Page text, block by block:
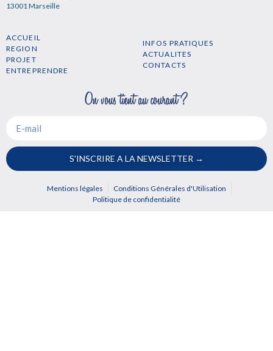
13001 Marseille
ACCUEIL
REGION
PROJET
ENTREPRENDRE
INFOS PRATIQUES
ACTUALITES
CONTACTS
S'INSCRIRE A LA NEWSLETTER →
Mentions légales
Conditions Générales d'Utilisation
Politique de confidentialité